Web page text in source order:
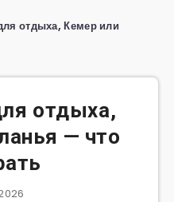
отдыха, Кемер или
отдыха,
— что